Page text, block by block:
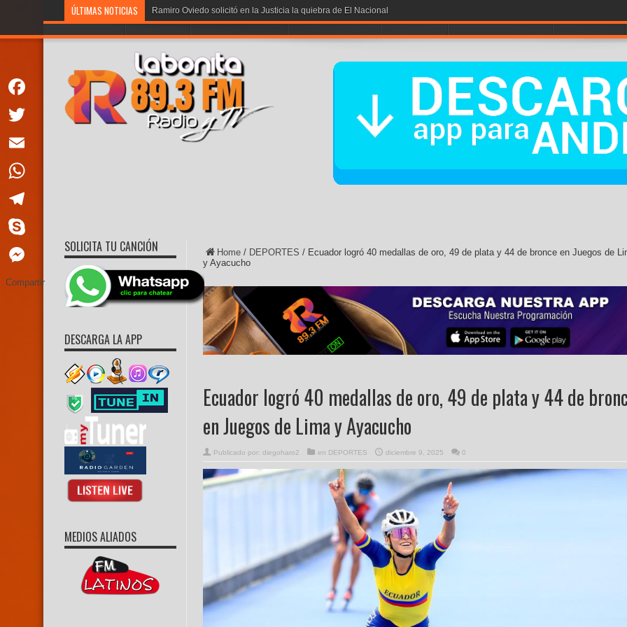
ÚLTIMAS NOTICIAS Ramiro Oviedo solicitó en la Justicia la quiebra de El Nacional
PORTADA LA BONITA PROGRAMACION VOTA POR LA # 1 NOTICIAS ENTRETENIMIENTO CONTÁCTOS
Home / DEPORTES / Ecuador logró 40 medallas de oro, 49 de plata y 44 de bronce en Juegos de
y Ayacucho
Ecuador logró 40 medallas de oro, 49 de plata y 44 de
en Juegos de Lima y Ayacucho
Publicado por: diegoharo2 en DEPORTES diciembre 9, 2025 0
SOLICITA TU CANCIÓN
DESCARGA LA APP
MEDIOS ALIADOS
Facebook
Twitter
Email
WhatsApp
Telegram
Skype
Messenger
Compartir